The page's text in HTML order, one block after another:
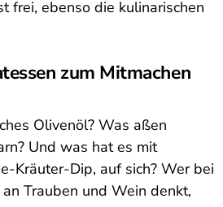
frei, ebenso die kulinarischen
zum Mitmachen
Olivenöl? Was aßen
Und was hat es mit
Kräuter-Dip, auf sich? Wer bei
Trauben und Wein denkt,